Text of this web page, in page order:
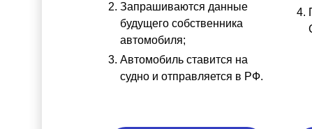
Запрашиваются данные
будущего собственника
автомобиля;
Автомобиль ставится на
судно и отправляется в РФ.